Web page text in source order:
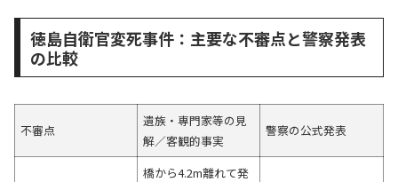
徳島自衛官変死事件：主要な不審点と警察発表
の比較
不審点
遺族・専門家等の見
解／客観的事実
警察の公式発表
橋から4.2m離れて発